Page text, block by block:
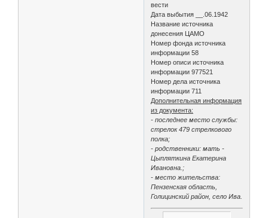
вести
Дата выбытия __.06.1942
Название источника
донесения ЦАМО
Номер фонда источника
информации 58
Номер описи источника
информации 977521
Номер дела источника
информации 711
Дополнительная информация
из документа:
- последнее место службы:
стрелок 479 стрелкового
полка;
- родственники: мать -
Цыпляткина Екатерина
Ивановна.;
- место жительства:
Пензенская область,
Голицинский район, село Ива.